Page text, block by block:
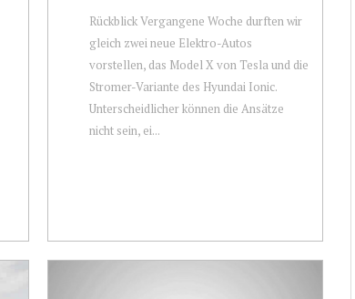
Rückblick Vergangene Woche durften wir
gleich zwei neue Elektro-Autos
vorstellen, das Model X von Tesla und die
Stromer-Variante des Hyundai Ionic.
Unterscheidlicher können die Ansätze
nicht sein, ei...